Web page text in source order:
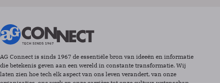
AG Connect is sinds 1967 de essentiële bron van ideeën en informatie
die betekenis geven aan een wereld in constante transformatie. Wij
laten zien hoe tech elk aspect van ons leven verandert, van onze